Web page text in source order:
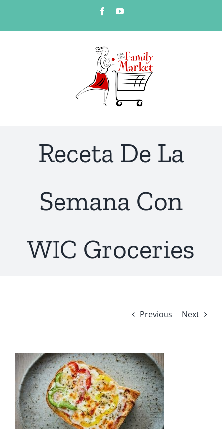
content
FacebookYouTube
Receta De La
Semana Con
WIC Groceries
Previous Next
View
Larger
Image